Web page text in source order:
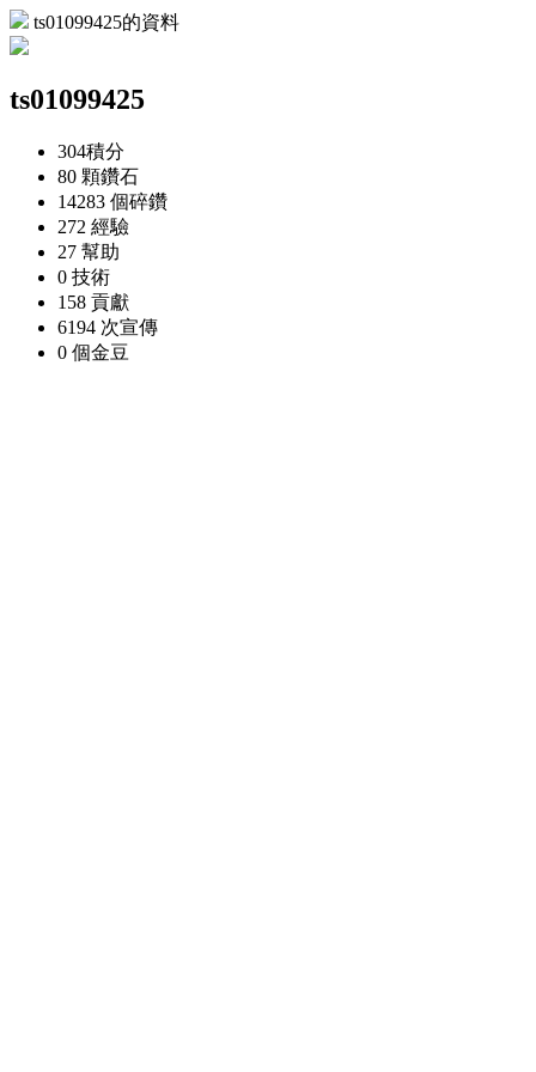
ts01099425的資料
ts01099425
304積分
80 顆鑽石
14283 個碎鑽
272 經驗
27 幫助
0 技術
158 貢獻
6194 次宣傳
0 個金豆